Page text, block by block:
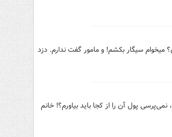
میخوام سیگار بکشم! و مامور گفت ندارم. دزد
پول آن را از کجا باید بیاورم؟! خانم